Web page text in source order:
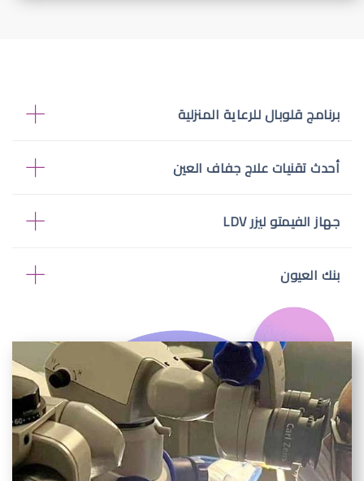
برنامج قلوبال للرعاية المنزلية
أحدث تقنيات علاج جفاف العين
جهاز الفيمتو ليزر LDV
بنك العيون